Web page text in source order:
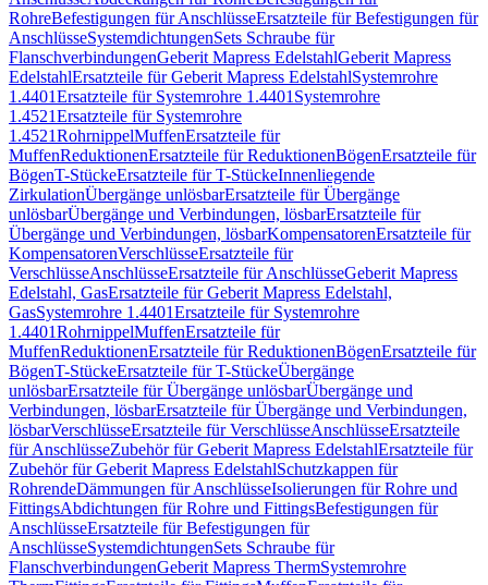
RohreBefestigungen für AnschlüsseErsatzteile für Befestigungen für
AnschlüsseSystemdichtungenSets Schraube für
FlanschverbindungenGeberit Mapress EdelstahlGeberit Mapress
EdelstahlErsatzteile für Geberit Mapress EdelstahlSystemrohre
1.4401Ersatzteile für Systemrohre 1.4401 Systemrohre
1.4521Ersatzteile für Systemrohre
1.4521RohrnippelMuffenErsatzteile für
MuffenReduktionenErsatzteile für ReduktionenBögenErsatzteile für
BögenT-StückeErsatzteile für T-StückeInnenliegende
ZirkulationÜbergänge unlösbarErsatzteile für Übergänge
unlösbarÜbergänge und Verbindungen, lösbarErsatzteile für
Übergänge und Verbindungen, lösbarKompensatorenErsatzteile für
KompensatorenVerschlüsseErsatzteile für
VerschlüsseAnschlüsseErsatzteile für AnschlüsseGeberit Mapress
Edelstahl, GasErsatzteile für Geberit Mapress Edelstahl,
GasSystemrohre 1.4401Ersatzteile für Systemrohre
1.4401RohrnippelMuffenErsatzteile für
MuffenReduktionenErsatzteile für ReduktionenBögenErsatzteile für
BögenT-StückeErsatzteile für T-StückeÜbergänge
unlösbarErsatzteile für Übergänge unlösbarÜbergänge und
Verbindungen, lösbarErsatzteile für Übergänge und Verbindungen,
lösbarVerschlüsseErsatzteile für VerschlüsseAnschlüsseErsatzteile
für AnschlüsseZubehör für Geberit Mapress EdelstahlErsatzteile für
Zubehör für Geberit Mapress EdelstahlSchutzkappen für
RohrendeDämmungen für AnschlüsseIsolierungen für Rohre und
FittingsAbdichtungen für Rohre und FittingsBefestigungen für
AnschlüsseErsatzteile für Befestigungen für
AnschlüsseSystemdichtungenSets Schraube für
FlanschverbindungenGeberit Mapress ThermSystemrohre